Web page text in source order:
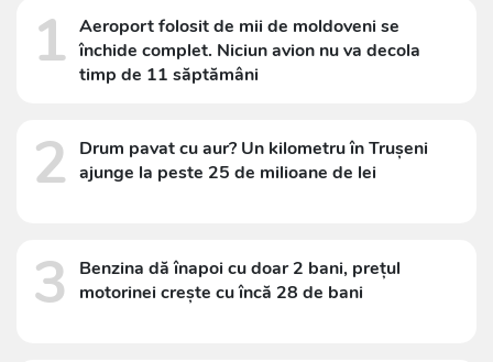
1 Aeroport folosit de mii de moldoveni se
închide complet. Niciun avion nu va decola
timp de 11 săptămâni
2
Drum pavat cu aur? Un kilometru în Trușeni
ajunge la peste 25 de milioane de lei
3
Benzina dă înapoi cu doar 2 bani, prețul
motorinei crește cu încă 28 de bani